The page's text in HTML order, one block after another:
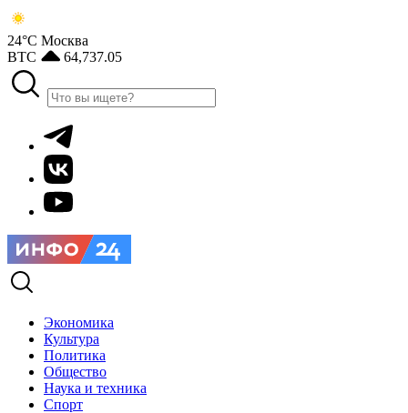
24°С Москва
BTC
64,737.05
Экономика
Культура
Политика
Общество
Наука и техника
Спорт